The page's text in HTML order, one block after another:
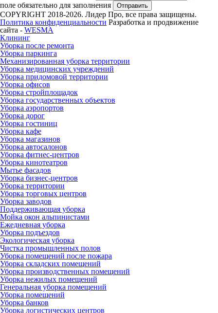
поле обязательно для заполнения
Отправить
COPYRIGHT 2018-2026. Лидер Про, все права защищены.
Политика конфиденциальности Разработка и продвижение
сайта - WESMA
Клининг
Уборка после ремонта
Уборка паркинга
Механизированная уборка территории
Уборка медицинских учреждений
Уборка придомовой территории
Уборка офисов
Уборка стройплощадок
Уборка государственных объектов
Уборка аэропортов
Уборка дорог
Уборка гостиниц
Уборка кафе
Уборка магазинов
Уборка автосалонов
Уборка фитнес-центров
Уборка кинотеатров
Мытье фасадов
Уборка бизнес-центров
Уборка территории
Уборка торговых центров
Уборка заводов
Поддерживающая уборка
Мойка окон альпинистами
Ежедневная уборка
Уборка подъездов
Экологическая уборка
Чистка промышленных полов
Уборка помещений после пожара
Уборка складских помещений
Уборка производственных помещений
Уборка нежилых помещений
Генеральная уборка помещений
Уборка помещений
Уборка банков
Уборка логистических центров